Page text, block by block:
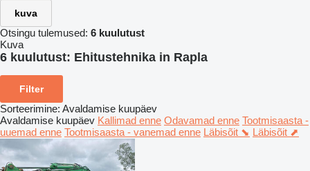
kuva
Otsingu tulemused: 6 kuulutust
Kuva
6 kuulutust: Ehitustehnika in Rapla
Filter
Sorteerimine: Avaldamise kuupäev
Avaldamise kuupäev Kallimad enne Odavamad enne Tootmisaasta -
uuemad enne Tootmisaasta - vanemad enne Läbisõit ⬊ Läbisõit ⬈